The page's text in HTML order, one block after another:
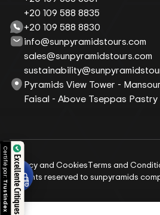
+20 109 588 8835
+20 109 588 8830
info@sunpyramidstours.com
sales@sunpyramidstours.com
Pyramids View Tower -
Faisal - Above Tseppas
All rights reserved to sunpyramids
Privacy and CookiesTerms and
Excellente Critiques
Certifié par:
Trustindex